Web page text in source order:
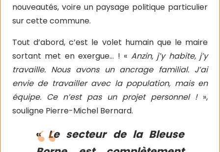
nouveautés, voire un paysage politique particulier
sur cette commune.
Tout d’abord, c’est le volet humain que le maire
sortant met en exergue… ! « Anzin, j’y habite, j’y
travaille. Nous avons un ancrage familial. J’ai
envie de travailler avec la population, mais en
équipe. Ce n’est pas un projet personnel ! »,
souligne Pierre-Michel Bernard.
« Le secteur de la Bleuse